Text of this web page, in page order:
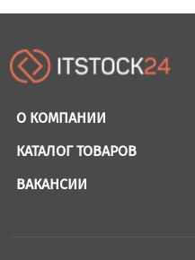
О КОМПАНИИ
КАТАЛОГ ТОВАРОВ
ВАКАНСИИ